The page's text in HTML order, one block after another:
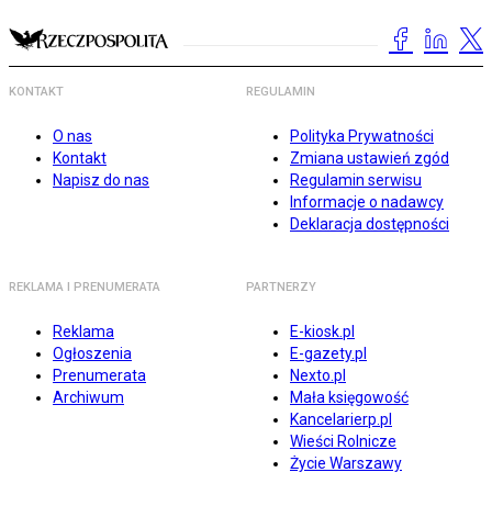
KONTAKT
O nas
Kontakt
Napisz do nas
REGULAMIN
Polityka Prywatności
Zmiana ustawień zgód
Regulamin serwisu
Informacje o nadawcy
Deklaracja dostępności
REKLAMA I PRENUMERATA
Reklama
Ogłoszenia
Prenumerata
Archiwum
PARTNERZY
E-kiosk.pl
E-gazety.pl
Nexto.pl
Mała księgowość
Kancelarierp.pl
Wieści Rolnicze
Życie Warszawy